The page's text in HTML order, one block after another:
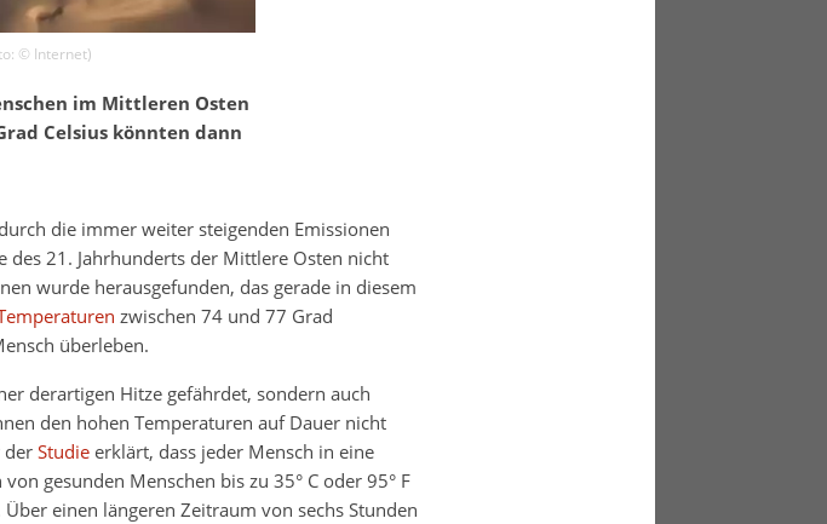
© Internet)
im Mittleren Osten
Celsius könnten dann
die immer weiter steigenden Emissionen
des 21. Jahrhunderts der Mittlere Osten nicht
wurde herausgefunden, das gerade in diesem
zwischen 74 und 77 Grad
überleben.
derartigen Hitze gefährdet, sondern auch
den hohen Temperaturen auf Dauer nicht
derStudieerklärt, dass jeder Mensch in eine
gesunden Menschen bis zu 35° C oder 95° F
einen längeren Zeitraum von sechs Stunden